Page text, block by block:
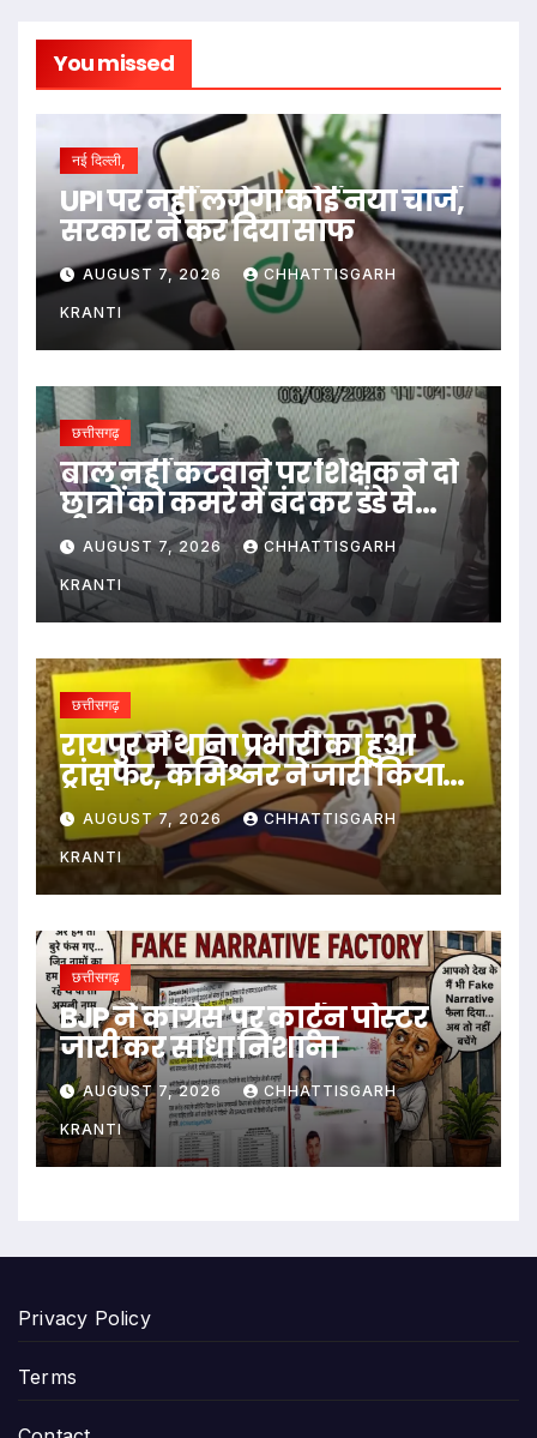
You missed
नई दिल्ली,
UPI पर नहीं लगेगा कोई नया चार्ज,
सरकार ने कर दिया साफ
AUGUST 7, 2026 CHHATTISGARH
KRANTI
छत्तीसगढ़
बाल नहीं कटवाने पर शिक्षक ने दो
छात्रों को कमरे में बंद कर डंडे से
पीटा…
AUGUST 7, 2026 CHHATTISGARH
KRANTI
छत्तीसगढ़
रायपुर में थाना प्रभारी का हुआ
ट्रांसफर, कमिश्नर ने जारी किया
आदेश
AUGUST 7, 2026 CHHATTISGARH
KRANTI
छत्तीसगढ़
BJP ने कांग्रेस पर कार्टून पोस्टर
जारी कर साधा निशाना
AUGUST 7, 2026 CHHATTISGARH
KRANTI
Privacy Policy
Terms